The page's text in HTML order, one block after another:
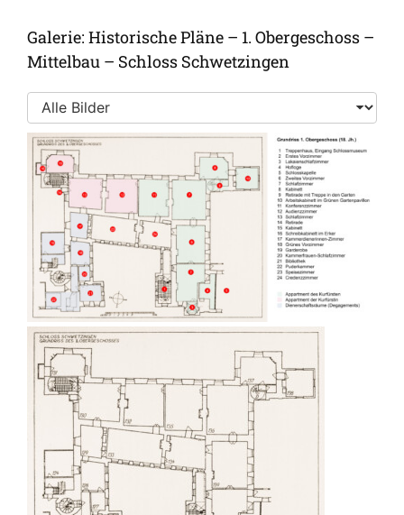
Galerie: Historische Pläne – 1. Obergeschoss –
Mittelbau – Schloss Schwetzingen